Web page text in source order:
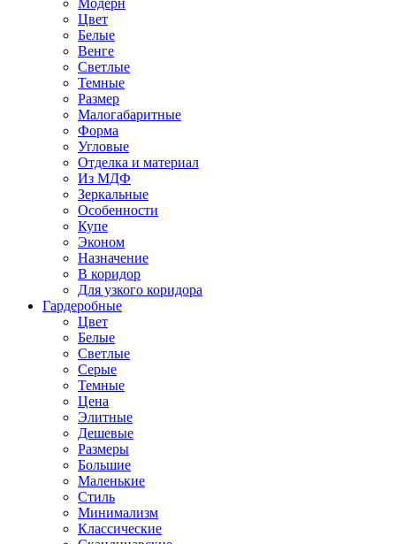
Модерн
Цвет
Белые
Венге
Светлые
Темные
Размер
Малогабаритные
Форма
Угловые
Отделка и материал
Из МДФ
Зеркальные
Особенности
Купе
Эконом
Назначение
В коридор
Для узкого коридора
Гардеробные
Цвет
Белые
Светлые
Серые
Темные
Цена
Элитные
Дешевые
Размеры
Большие
Маленькие
Стиль
Минимализм
Классические